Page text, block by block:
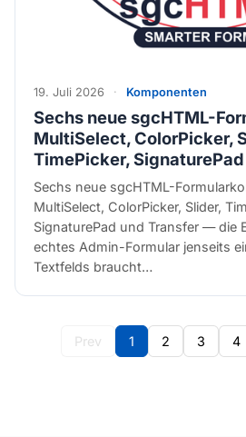
19. Juli 2026 · Komponenten
Sechs neue sgcHTML-
MultiSelect, ColorPicker,
TimePicker,
Sechs neue sgcHTML-
MultiSelect, ColorPicker, Slider,
SignaturePad und Transfer — die
echtes Admin-Formular jenseits
Textfelds braucht…
Prev 1 2 3 4